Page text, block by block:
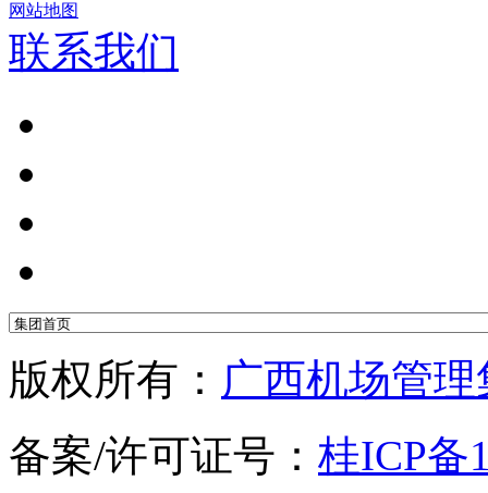
网站地图
联系我们
版权所有： 广西机场管理
备案/许可证号： 桂ICP备